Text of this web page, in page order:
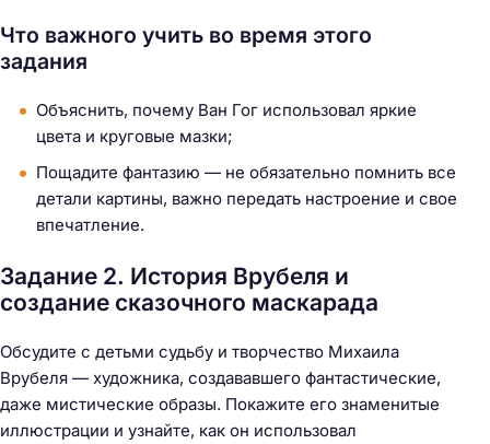
Что важного учить во время этого
задания
Объяснить, почему Ван Гог использовал яркие
цвета и круговые мазки;
Пощадите фантазию — не обязательно помнить все
детали картины, важно передать настроение и свое
впечатление.
Задание 2. История Врубеля и
создание сказочного маскарада
Обсудите с детьми судьбу и творчество Михаила
Врубеля — художника, создававшего фантастические,
даже мистические образы. Покажите его знаменитые
иллюстрации и узнайте, как он использовал